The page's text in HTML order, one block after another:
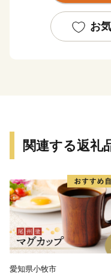
鶏卵生産量が全国ト
レンコンが特産品で
お
関連する返礼
愛知県小牧市